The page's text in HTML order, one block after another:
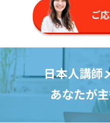
ご
日本人講師
あなたが